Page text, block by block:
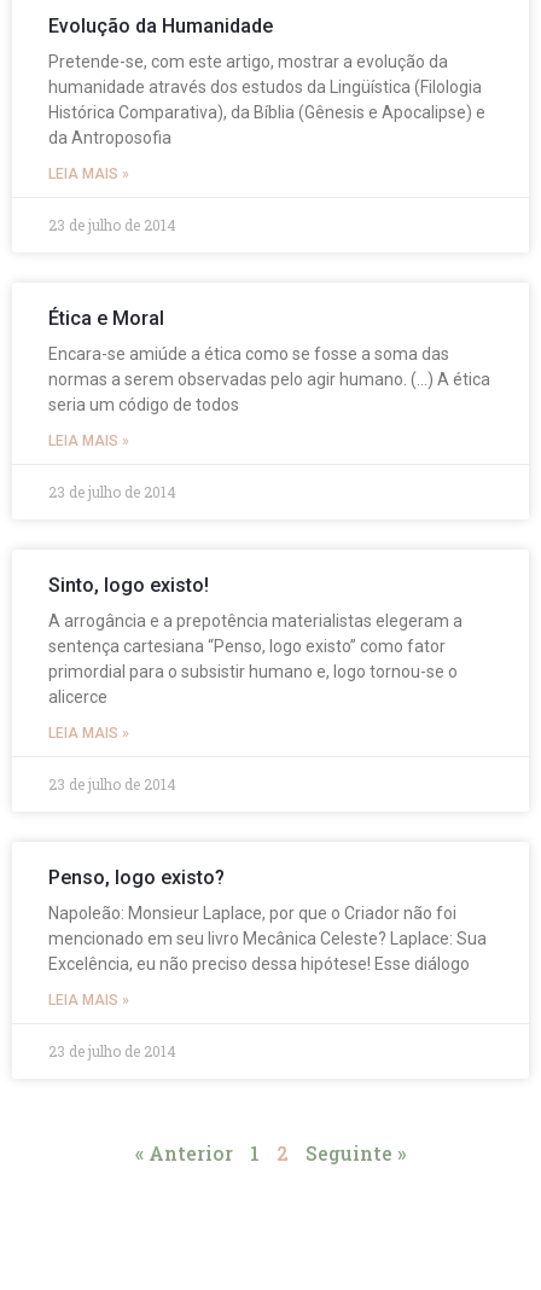
Evolução da Humanidade
Pretende-se, com este artigo, mostrar a evolução da
humanidade através dos estudos da Lingüística (Filologia
Histórica Comparativa), da Bíblia (Gênesis e Apocalipse) e
da Antroposofia
LEIA MAIS »
23 de julho de 2014
Ética e Moral
Encara-se amiúde a ética como se fosse a soma das
normas a serem observadas pelo agir humano. (…) A ética
seria um código de todos
LEIA MAIS »
23 de julho de 2014
Sinto, logo existo!
A arrogância e a prepotência materialistas elegeram a
sentença cartesiana “Penso, logo existo” como fator
primordial para o subsistir humano e, logo tornou-se o
alicerce
LEIA MAIS »
23 de julho de 2014
Penso, logo existo?
Napoleão: Monsieur Laplace, por que o Criador não foi
mencionado em seu livro Mecânica Celeste? Laplace: Sua
Excelência, eu não preciso dessa hipótese! Esse diálogo
LEIA MAIS »
23 de julho de 2014
« Anterior 1 2 Seguinte »